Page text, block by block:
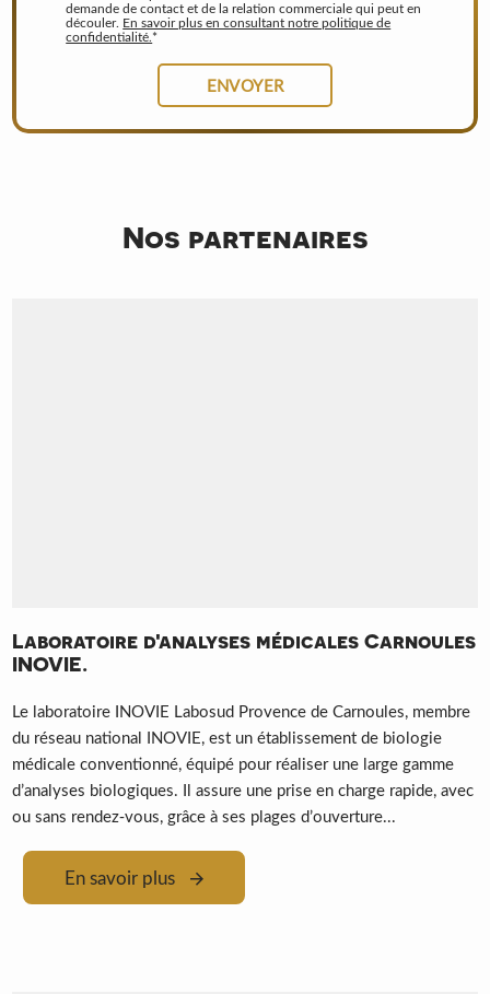
demande de contact et de la relation commerciale qui peut en
découler. En savoir plus en consultant notre politique de
confidentialité. *
Nos partenaires
Laboratoire d'analyses médicales Carnoules
INOVIE.
Le laboratoire INOVIE Labosud Provence de Carnoules, membre
du réseau national INOVIE, est un établissement de biologie
médicale conventionné, équipé pour réaliser une large gamme
d’analyses biologiques. Il assure une prise en charge rapide, avec
ou sans rendez‑vous, grâce à ses plages d’ouverture...
En savoir plus